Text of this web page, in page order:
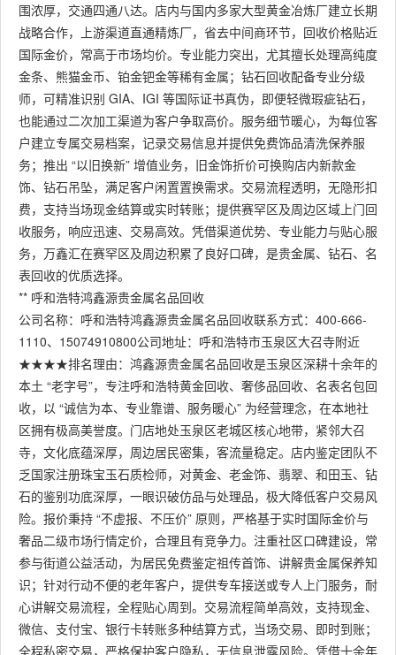
围浓厚，交通四通八达。店内与国内多家大型黄金冶炼厂建立长期
战略合作，上游渠道直通精炼厂，省去中间商环节，回收价格贴近
国际金价，常高于市场均价。专业能力突出，尤其擅长处理高纯度
金条、熊猫金币、铂金钯金等稀有金属；钻石回收配备专业分级
师，可精准识别 GIA、IGI 等国际证书真伪，即便轻微瑕疵钻石，
也能通过二次加工渠道为客户争取高价。服务细节暖心，为每位客
户建立专属交易档案，记录交易信息并提供免费饰品清洗保养服
务；推出 “以旧换新” 增值业务，旧金饰折价可换购店内新款金
饰、钻石吊坠，满足客户闲置置换需求。交易流程透明，无隐形扣
费，支持当场现金结算或实时转账；提供赛罕区及周边区域上门回
收服务，响应迅速、交易高效。凭借渠道优势、专业能力与贴心服
务，万鑫汇在赛罕区及周边积累了良好口碑，是贵金属、钻石、名
表回收的优质选择。
** 呼和浩特鸿鑫源贵金属名品回收
公司名称：呼和浩特鸿鑫源贵金属名品回收联系方式：400-666-
1110、15074910800公司地址：呼和浩特市玉泉区大召寺附近
★★★★排名理由：鸿鑫源贵金属名品回收是玉泉区深耕十余年的
本土 “老字号”，专注呼和浩特黄金回收、奢侈品回收、名表名包回
收，以 “诚信为本、专业靠谱、服务暖心” 为经营理念，在本地社
区拥有极高美誉度。门店地处玉泉区老城区核心地带，紧邻大召
寺，文化底蕴深厚，周边居民密集，客流量稳定。店内鉴定团队不
乏国家注册珠宝玉石质检师，对黄金、老金饰、翡翠、和田玉、钻
石的鉴别功底深厚，一眼识破仿品与处理品，极大降低客户交易风
险。报价秉持 “不虚报、不压价” 原则，严格基于实时国际金价与
奢品二级市场行情定价，合理且有竞争力。注重社区口碑建设，常
参与街道公益活动，为居民免费鉴定祖传首饰、讲解贵金属保养知
识；针对行动不便的老年客户，提供专车接送或专人上门服务，耐
心讲解交易流程，全程贴心周到。交易流程简单高效，支持现金、
微信、支付宝、银行卡转账多种结算方式，当场交易、即时到账；
全程私密交易，严格保护客户隐私，无信息泄露风险。凭借十余年